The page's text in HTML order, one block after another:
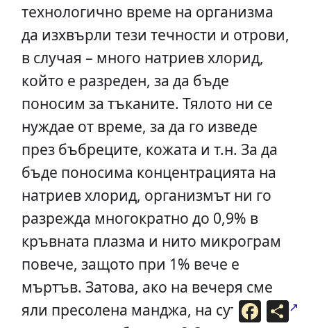
технологично време на организма
да изхвърли тези течности и отрови,
в случая – много натриев хлорид,
който е разреден, за да бъде
поносим за тъканите. Тялото ни се
нуждае от време, за да го изведе
през бъбреците, кожата и т.н. За да
бъде поносима концентрацията на
натриев хлорид, организмът ни го
разрежда многократно до 0,9% в
кръвната плазма и нито микрограм
повече, защото при 1% вече е
мъртъв. Затова, ако на вечеря сме
яли пресолена манджа, на сутринта
F
a
С
п